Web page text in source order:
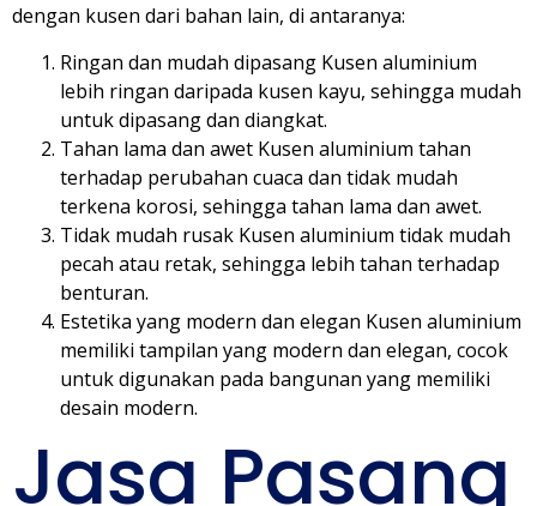
dengan kusen dari bahan lain, di antaranya:
Ringan dan mudah dipasang Kusen aluminium
lebih ringan daripada kusen kayu, sehingga mudah
untuk dipasang dan diangkat.
Tahan lama dan awet Kusen aluminium tahan
terhadap perubahan cuaca dan tidak mudah
terkena korosi, sehingga tahan lama dan awet.
Tidak mudah rusak Kusen aluminium tidak mudah
pecah atau retak, sehingga lebih tahan terhadap
benturan.
Estetika yang modern dan elegan Kusen aluminium
memiliki tampilan yang modern dan elegan, cocok
untuk digunakan pada bangunan yang memiliki
desain modern.
Jasa Pasang